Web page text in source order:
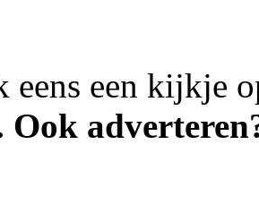
eens een kijkje
Ook